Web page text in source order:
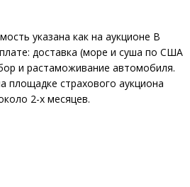
указана как на аукционе В
доставка (море и суша по США
и растаможивание автомобиля.
площадке страхового аукциона
2-x месяцев.